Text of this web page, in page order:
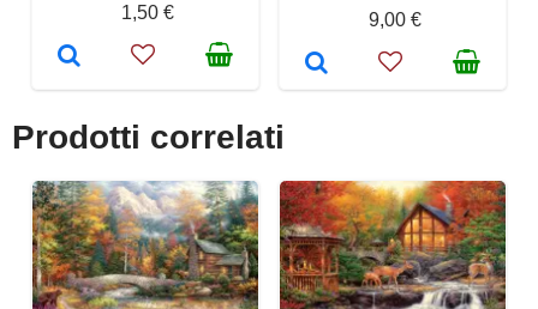
1,50 €
9,00 €
Prodotti correlati